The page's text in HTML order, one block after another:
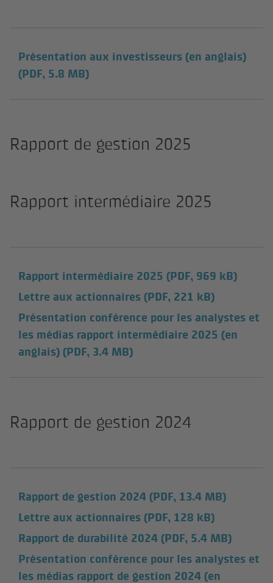
Présentation aux investisseurs (en anglais)
(PDF, 5.8 MB)
Rapport de gestion 2025
Rapport intermédiaire 2025
Rapport intermédiaire 2025 (PDF, 969 kB)
Lettre aux actionnaires (PDF, 221 kB)
Présentation conférence pour les analystes et
les médias rapport intermédiaire 2025 (en
anglais) (PDF, 3.4 MB)
Rapport de gestion 2024
Rapport de gestion 2024 (PDF, 13.4 MB)
Lettre aux actionnaires (PDF, 128 kB)
Rapport de durabilité 2024 (PDF, 5.4 MB)
Présentation conférence pour les analystes et
les médias rapport de gestion 2024 (en